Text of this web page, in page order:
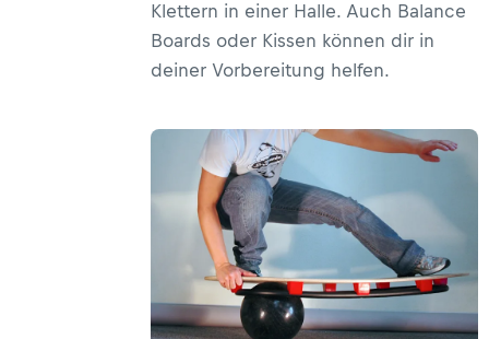
Klettern in einer Halle. Auch Balance
Boards oder Kissen können dir in
deiner Vorbereitung helfen.